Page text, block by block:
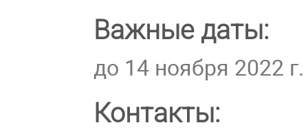
Важные даты:
до 14 ноября 2022
Контакты: